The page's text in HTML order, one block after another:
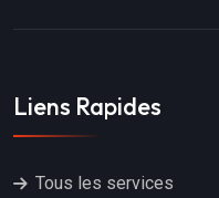
Liens Rapides
Tous les services